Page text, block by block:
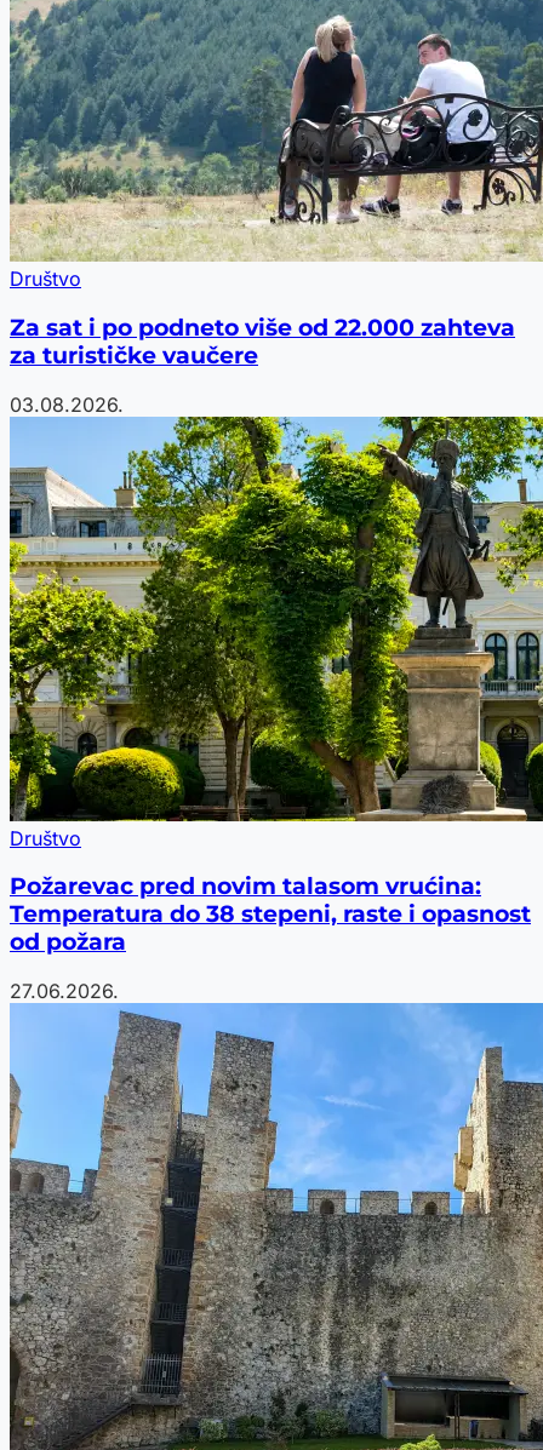
Društvo
Za sat i po podneto više od 22.000 zahteva
za turističke vaučere
03.08.2026.
Društvo
Požarevac pred novim talasom vrućina:
Temperatura do 38 stepeni, raste i opasnost
od požara
27.06.2026.